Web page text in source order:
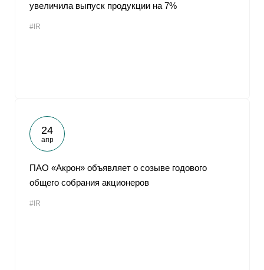
увеличила выпуск продукции на 7%
#IR
24
апр
ПАО «Акрон» объявляет о созыве годового
общего собрания акционеров
#IR